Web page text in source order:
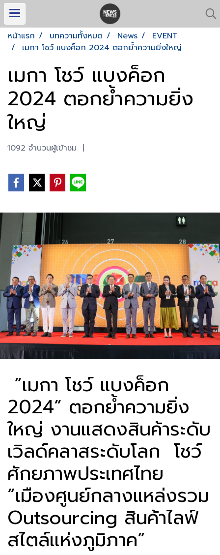
หน้าแรก บทความทั้งหมด News
EVENT
เมกา โชว์ แบงค็อก 2024 ตอกย้ำความยิ่งใหญ่
เมกา โชว์ แบงค็อก
2024 ตอกย้ำความยิ่ง
ใหญ่
1092 จำนวนผู้เข้าชม |
“เมกา โชว์ แบงค็อก
2024” ตอกย้ำความยิ่ง
ใหญ่ งานแสดงสินค้าระดับ
เวิลด์คลาสระดับโลก โชว์
ศักยภาพประเทศไทย
“เมืองศูนย์กลางแหล่งรวม
Outsourcing สินค้าไลฟ์
สไตล์แห่งภูมิภาค”